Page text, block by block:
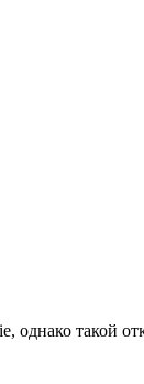
однако такой